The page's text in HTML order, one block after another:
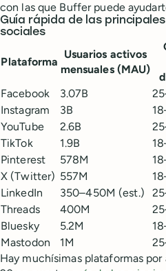
con las que Buffer puede
Guía rápida de las
sociales
Plataforma
Usuarios activos
mensuales (MAU)
Facebook
3.07B
Instagram
3B
YouTube
2.6B
TikTok
1.9B
Pinterest
578M
X (Twitter) 557M
LinkedIn
350–450M (est.)
Threads
400M
Bluesky
5.2M
Mastodon
1M
Hay muchísimas plataformas